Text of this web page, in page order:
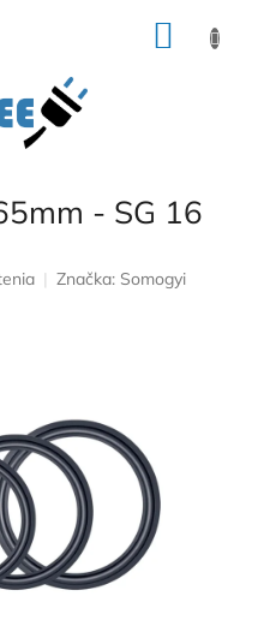
- SG 16
Značka: Somogyi